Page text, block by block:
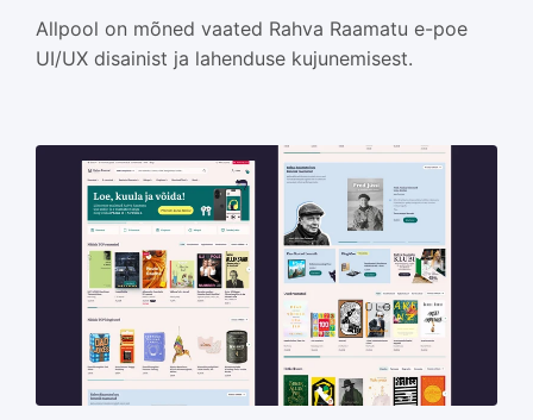
Allpool on mõned vaated Rahva Raamatu e-poe
UI/UX disainist ja lahenduse kujunemisest.